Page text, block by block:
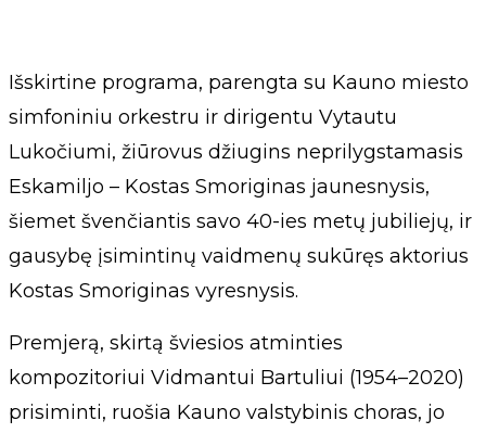
Išskirtine programa, parengta su Kauno miesto
simfoniniu orkestru ir dirigentu Vytautu
Lukočiumi, žiūrovus džiugins neprilygstamasis
Eskamiljo – Kostas Smoriginas jaunesnysis,
šiemet švenčiantis savo 40-ies metų jubiliejų, ir
gausybę įsimintinų vaidmenų sukūręs aktorius
Kostas Smoriginas vyresnysis.
Premjerą, skirtą šviesios atminties
kompozitoriui Vidmantui Bartuliui (1954–2020)
prisiminti, ruošia Kauno valstybinis choras, jo